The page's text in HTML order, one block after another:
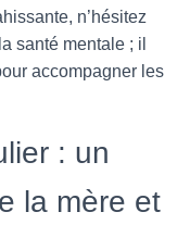
n’hésitez
santé mentale ; il
accompagner les
: un
la mère et